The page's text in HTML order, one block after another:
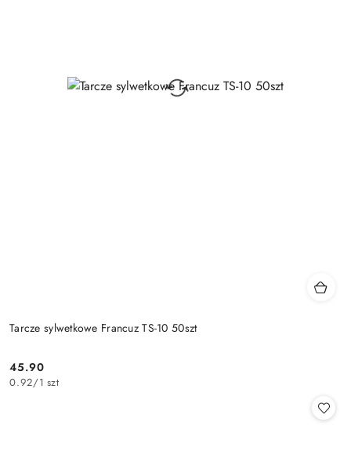
Tarcze sylwetkowe Francuz TS-10 50szt
Cena:
45.90
0.92/1 szt